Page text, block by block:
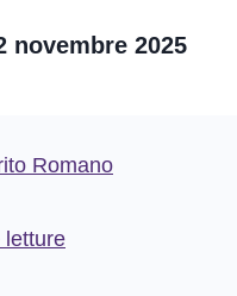
novembre 2025
Romano
letture